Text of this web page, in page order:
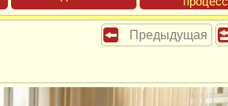
Предыдущая